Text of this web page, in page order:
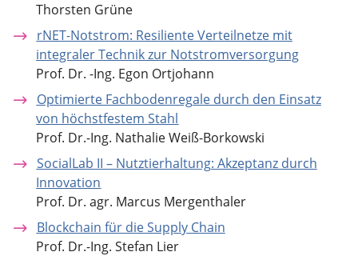
Thorsten Grüne
rNET-Notstrom: Resiliente Verteilnetze mit
integraler Technik zur Notstromversorgung
Prof. Dr. -Ing. Egon Ortjohann
Optimierte Fachbodenregale durch den Einsatz
von höchstfestem Stahl
Prof. Dr.-Ing. Nathalie Weiß-Borkowski
SocialLab II – Nutztierhaltung: Akzeptanz durch
Innovation
Prof. Dr. agr. Marcus Mergenthaler
Blockchain für die Supply Chain
Prof. Dr.-Ing. Stefan Lier